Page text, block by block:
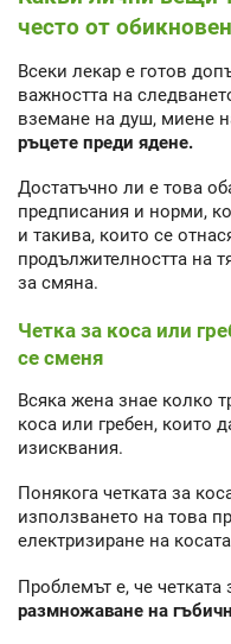
често от
Всеки лекар е готов
важността на
вземане на душ, миене
ръцете преди ядене.
Достатъчно ли е това
предписания и норми,
и такива, които се
продължителността на
за смяна.
Четка за коса или
се сменя
Всяка жена знае колко
коса или гребен, които
изисквания.
Понякога четката за
използването на това
електризиране на
Проблемът е, че
размножаване на